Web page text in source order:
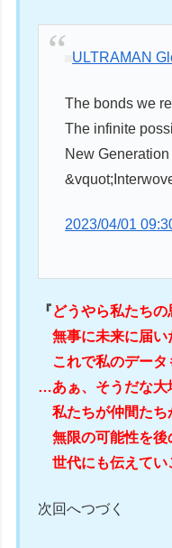
ULTRAMAN
The bonds we
The infinite
New
2023/04/01
『どうやら私たちの
無事に未来に届い
これで私のデータ
…あぁ、そうだな大
私たちが仲間たち
無限の可能性を後
世代にも伝えてい
次回へつづく